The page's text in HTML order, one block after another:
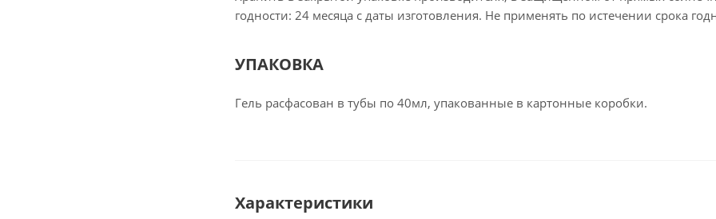
годности: 24 месяца с даты изготовления. Не применять по истечении срока
УПАКОВКА
Гель расфасован в тубы по 40мл, упакованные в картонные коробки.
Характеристики